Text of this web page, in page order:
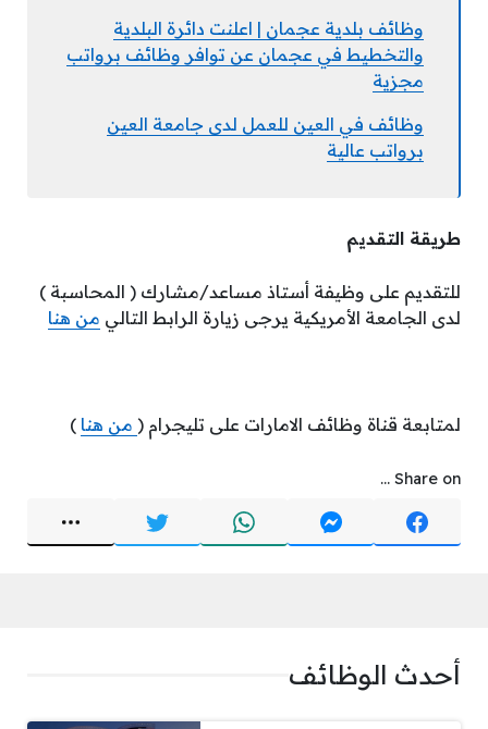
وظائف بلدية عجمان | اعلنت دائرة البلدية
والتخطيط في عجمان عن توافر وظائف برواتب
مجزية
وظائف في العين للعمل لدى جامعة العين
برواتب عالية
طريقة التقديم
للتقديم على وظيفة أستاذ مساعد/مشارك ( المحاسبة )
لدى الجامعة الأمريكية يرجى زيارة الرابط التالي من هنا
لمتابعة قناة وظائف الامارات على تليجرام ( من هنا )
Share on ...
أحدث الوظائف